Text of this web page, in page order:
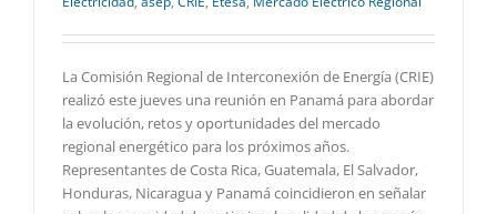
La Comisión Regional de Interconexión de Energía (CRIE)
realizó este jueves una reunión en Panamá para abordar
la evolución, retos y oportunidades del mercado
regional energético para los próximos años.
Representantes de Costa Rica, Guatemala, El Salvador,
Honduras, Nicaragua y Panamá coincidieron en señalar